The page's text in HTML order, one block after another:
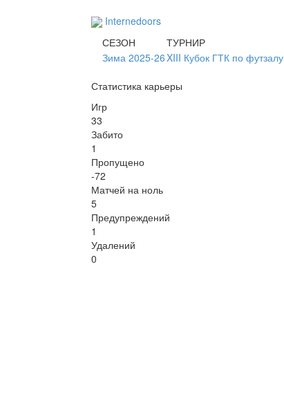
Internedoors
СЕЗОН
ТУРНИР
Зима 2025-26XIII Кубок ГТК по футзалу
Статистика карьеры
Игр
33
Забито
1
Пропущено
-72
Матчей на ноль
5
Предупреждений
1
Удалений
0